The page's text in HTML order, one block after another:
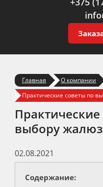
Главная О компании
Практические советы по
выбору
02.08.2021
Содержание: